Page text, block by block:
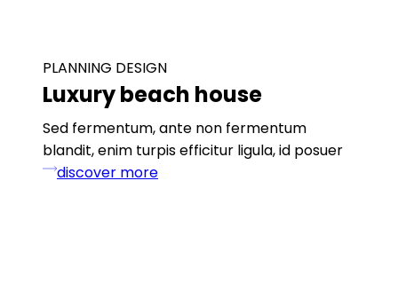
PLANNING DESIGN
Luxury beach house
Sed fermentum, ante non fermentum
blandit, enim turpis efficitur ligula, id posuer
discover more